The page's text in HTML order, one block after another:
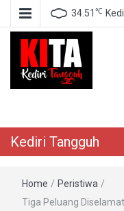
34.51 ℃
Kediri Tangguh
Home / Peristiwa /
Tiga Peluang